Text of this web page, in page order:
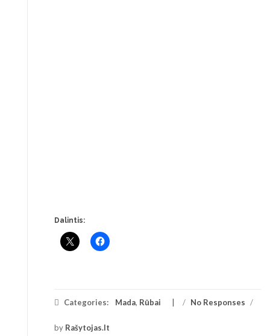
Dalintis:
Categories: Mada, Rūbai / No Responses /
by Rašytojas.lt